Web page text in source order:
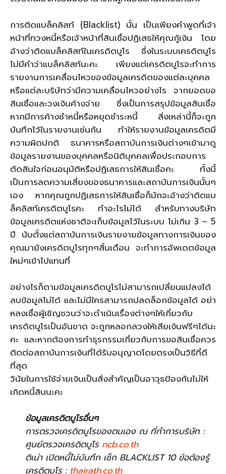
การติดแบล็คลิสท์ (Blacklist) นั้น เป็นเพียงคำพูดที่เจ้า
หน้าที่ทวงหนี้หรือเจ้าหน้าที่สินเชื่อปฏิเสธให้คุณกู้เงิน โดย
อ้างว่าติดแบล็คลิสท์ในเครดิตบูโร ซึ่งในระบบเครดิตบูโร
ไม่มีคำว่าแบล็คลิสท์นะคะ เพียงแต่เครดิตบูโรจะทำการ
รายงานการเคลื่อนไหวของข้อมูลเครดิตของแต่ละบุคคล
หรือแต่ละบริษัทว่ามีความเคลื่อนไหวอย่างไร จากยอดขอ
สินเชื่อและวงเงินค้างจ่าย ซึ่งเป็นการสรุปข้อมูลสินเชื่อ
หากมีการค้างชำหนี้หรือหยุดชำระหนี้ สิ่งเหล่านี้ก็จะถูก
บันทึกไว้ในรายงานเช่นกัน ทำให้รายงานข้อมูลเครดิตมี
ความผิดปกติ ธนาคารหรือสถาบันการเงินต่างๆเข้ามาดู
ข้อมูลรายงานของบุคคลหรือนิติบุคคลเพื่อประกอบการ
ตัดสินใจก่อนอนุมัติหรือปฏิเสธการให้สินเชื่อคะ ทั้งนี้
เป็นการลดความเสี่ยงของธนาคารและสถาบันการเงินนั้นๆ
เอง หากคุณถูกปฏิเสธการให้สินเชื่อก็มักจะอ้างว่าติดแบ
ล็คลิสท์เครดิตบูโรคะ ทำอะไรไม่ได้ สำหรับทางบริษัท
ข้อมูลเครดิตแห่งชาติจะเก็บข้อมูลไว้ในระบบ ไม่เกิน 3 – 5
ปี นับตั้งแต่สถาบันการเงินรายงายข้อมูลทางการเงินของ
คุณมายังเครดิตบูโรทุกๆสิ้นเดือน จะทำการอัพเดตข้อมูล
ใหม่ๆเข้าไปแทนที่
อย่างไรก็ตามข้อมูลเครดิตบูโรไม่สามารถเปลี่ยนแปลงได้
ลบข้อมูลไม่ได้ และไม่มีใครสามารถปลดล็อกข้อมูลได้ อย่า
หลงเชื่อผู้เชิญชวนว่าจะดำเนินเรื่องต่างๆให้เกี่ยวกับ
เครดิตบูโรเป็นอันขาด จะถูกหลอกลวงให้เสียเงินฟรีๆได้นะ
คะ และหากต้องการทำธุรกรรมเกี่ยวกับการขอสินเชื่อควร
ติดต่อสถาบันการเงินที่ได้รับอนุญาตโดยตรงเป็นวิธีที่ดี
ที่สุด
วินัยในการใช้จ่ายเงินเป็นสิ่งสำคัญเป็นอาวุธป้องกันไม่ให้
เกิดหนี้สินนะคะ
ข้อมูลเครดิตบูโรอื่นๆ
การตรวจเครดิตบูโรของตนเอง ณ ที่ทำการบริษัท :
ศูนย์ตรวจเครดิตบูโร ncb.co.th
ติเน่า เปิดหนี้ไม่บันทึก เช็ก BLACKLIST 10 ข้อต้องรู้
เครดิตบูโร : thairath.co.th